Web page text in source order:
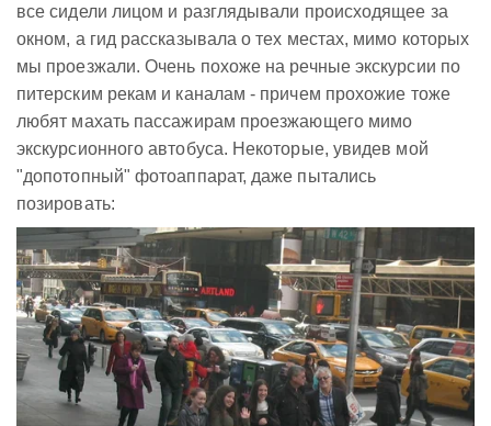
все сидели лицом и разглядывали происходящее за
окном, а гид рассказывала о тех местах, мимо которых
мы проезжали. Очень похоже на речные экскурсии по
питерским рекам и каналам - причем прохожие тоже
любят махать пассажирам проезжающего мимо
экскурсионного автобуса. Некоторые, увидев мой
"допотопный" фотоаппарат, даже пытались
позировать: